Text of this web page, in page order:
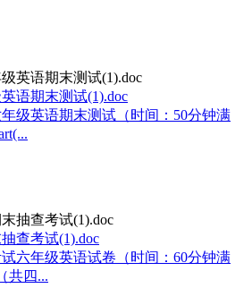
语期末测试(1).doc
级英语期末测试（时间：50分钟满
查考试(1).doc
六年级英语试卷（时间：60分钟满
共四...